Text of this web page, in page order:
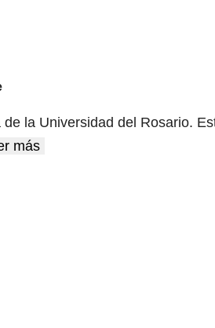
la Universidad del Rosario.
más